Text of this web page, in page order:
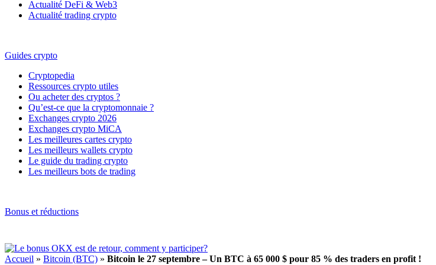
Actualité DeFi & Web3
Actualité trading crypto
Guides crypto
Cryptopedia
Ressources crypto utiles
Ou acheter des cryptos ?
Qu’est-ce que la cryptomonnaie ?
Exchanges crypto 2026
Exchanges crypto MiCA
Les meilleures cartes crypto
Les meilleurs wallets crypto
Le guide du trading crypto
Les meilleurs bots de trading
Bonus et réductions
Accueil » Bitcoin (BTC) » Bitcoin le 27 septembre – Un BTC à 65 000 $ pour 85 % des traders en profit !